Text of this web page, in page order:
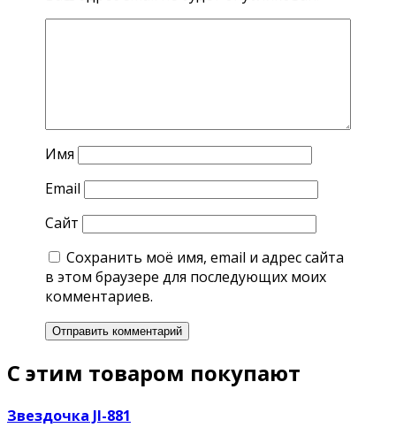
Имя
Email
Сайт
Сохранить моё имя, email и адрес сайта
в этом браузере для последующих моих
комментариев.
С этим товаром покупают
Звездочка JI-881